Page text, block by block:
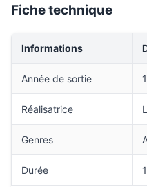
Fiche technique
Informations
Année de sortie
Réalisatrice
Genres
Durée